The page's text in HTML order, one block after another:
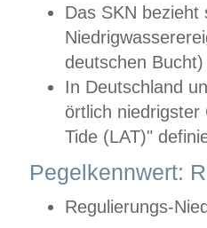
Das SKN
deutschen
In Deutschland
örtlich
Tide (LAT)"
Pegelkennwert:
Regulierungs-